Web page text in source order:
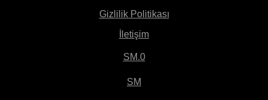
Gizlilik Politikası
İletişim
SM.0
SM